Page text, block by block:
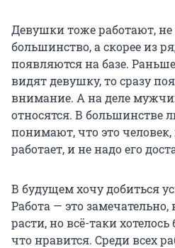
Девушки тоже работают,
большинство, а скорее из
появляются на базе.
видят девушку, то сразу
внимание. А на деле
относятся. В большинстве
понимают, что это
работает, и не надо его
В будущем хочу добиться
Работа — это
расти, но всё-таки
что нравится. Среди всех